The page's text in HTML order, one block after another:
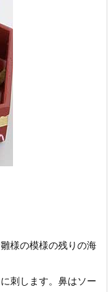
様の模様の残りの海
刺します。鼻はソー